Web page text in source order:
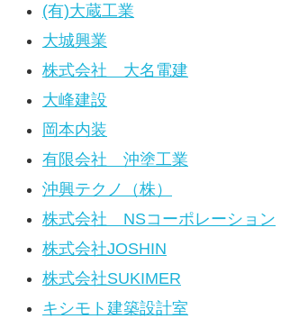
(有)大蔵工業
大城興業
株式会社 大名電建
大峰建設
岡本内装
有限会社 沖塗工業
沖興テクノ（株）
株式会社 NSコーポレーション
株式会社JOSHIN
株式会社SUKIMER
キシモト建築設計室